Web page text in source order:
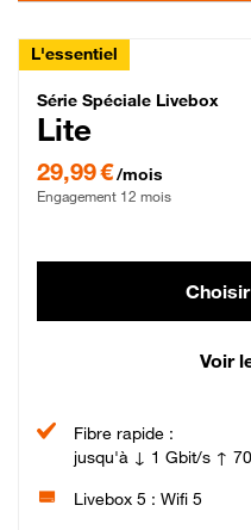
L'essentiel
Série Spéciale
Série Spéciale Livebox
Lite
29,99 €/mois
Engagement 12 mois
Voir
Fibre rapide :
jusqu'à ↓ 1 Gbit/s ↑
Livebox 5 : Wifi 5